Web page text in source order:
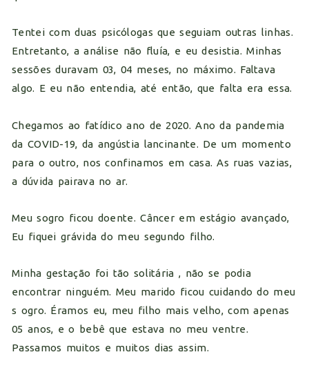
Tentei com duas psicólogas que seguiam outras linhas.
Entretanto, a análise não fluía, e eu desistia. Minhas
sessões duravam 03, 04 meses, no máximo. Faltava
algo. E eu não entendia, até então, que falta era essa.
Chegamos ao fatídico ano de 2020. Ano da pandemia
da COVID-19, da angústia lancinante. De um momento
para o outro, nos confinamos em casa. As ruas vazias,
a dúvida pairava no ar.
Meu sogro ficou doente. Câncer em estágio avançado,
Eu fiquei grávida do meu segundo filho.
Minha gestação foi tão solitária , não se podia
encontrar ninguém. Meu marido ficou cuidando do meu
s ogro. Éramos eu, meu filho mais velho, com apenas
05 anos, e o bebê que estava no meu ventre.
Passamos muitos e muitos dias assim.